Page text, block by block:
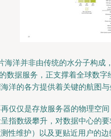
海洋并非由传统的水分子构
数据服务，正支撑着全球
洋的各方提供着关键的航图与
再仅仅是存放服务器的物理
数级攀升，对数据中心的要
性维护）以及更贴近用户的